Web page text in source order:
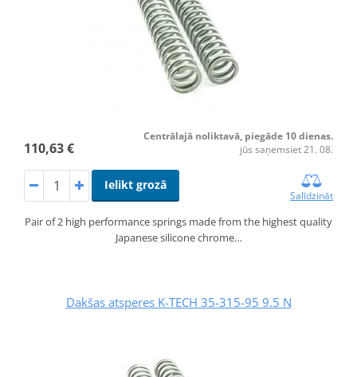
110,63 €
Centrālajā noliktavā, piegāde 10 dienas.
jūs saņemsiet 21. 08.
Ielikt grozā
Salīdzināt
Pair of 2 high performance springs made from the highest quality
Japanese silicone chrome…
Dakšas atsperes K-TECH 35-315-95 9.5 N